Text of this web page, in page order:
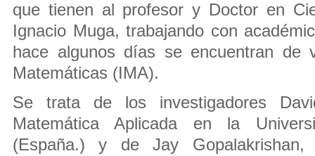
que tienen al profesor y Doctor en
Ignacio Muga, trabajando con
hace algunos días se encuentran de
Matemáticas (IMA).
Se trata de los investigadores
Matemática Aplicada en la
(España.) y de Jay